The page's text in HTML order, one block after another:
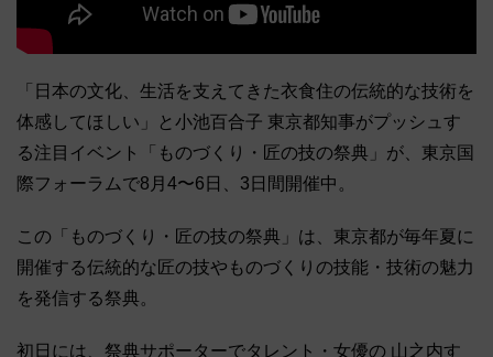
「日本の文化、生活を支えてきた衣食住の伝統的な技術を
体感してほしい」と小池百合子 東京都知事がプッシュす
る注目イベント「ものづくり・匠の技の祭典」が、東京国
際フォーラムで8月4〜6日、3日間開催中。
この「ものづくり・匠の技の祭典」は、東京都が毎年夏に
開催する伝統的な匠の技やものづくりの技能・技術の魅力
を発信する祭典。
初日には、祭典サポーターでタレント・女優の 山之内す